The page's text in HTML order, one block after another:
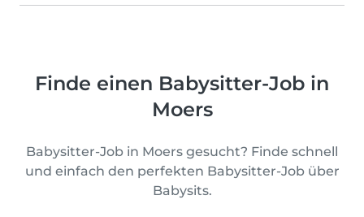
Finde einen Babysitter-Job in
Moers
Babysitter-Job in Moers gesucht? Finde schnell
und einfach den perfekten Babysitter-Job über
Babysits.